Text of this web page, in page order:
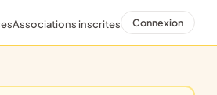
Associations inscrites Connexion